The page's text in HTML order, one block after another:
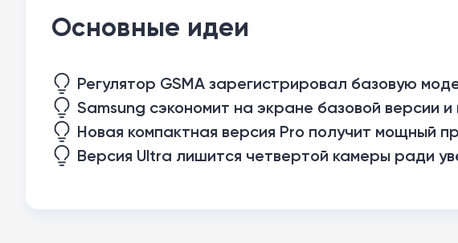
Основные идеи
Регулятор GSMA зарегистрировал базовую
Samsung сэкономит на экране базовой версии
Новая компактная версия Pro получит мощный
Версия Ultra лишится четвертой камеры ради